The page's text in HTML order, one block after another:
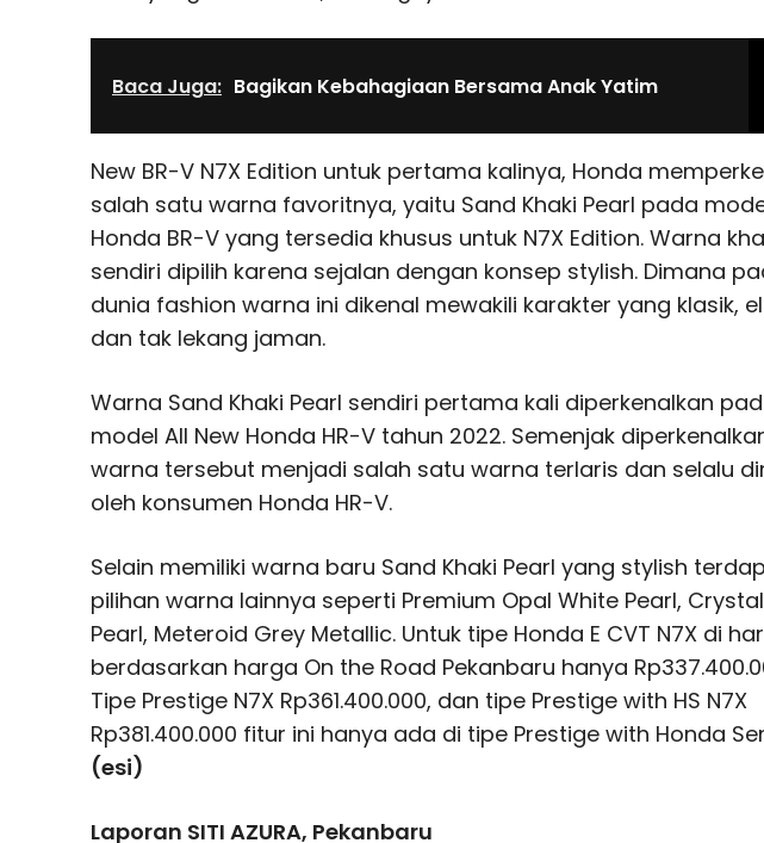
Baca Juga: Bagikan Kebahagiaan Bersama Anak Yatim
New BR-V N7X Edition untuk pertama kalinya, Honda
salah satu warna favoritnya, yaitu Sand Khaki Pearl pada
Honda BR-V yang tersedia khusus untuk N7X Edition. Warna
sendiri dipilih karena sejalan dengan konsep stylish. Dimana
dunia fashion warna ini dikenal mewakili karakter yang klasik,
dan tak lekang jaman.
Warna Sand Khaki Pearl sendiri pertama kali diperkenalkan
model All New Honda HR-V tahun 2022. Semenjak
warna tersebut menjadi salah satu warna terlaris dan selalu
oleh konsumen Honda HR-V.
Selain memiliki warna baru Sand Khaki Pearl yang stylish
pilihan warna lainnya seperti Premium Opal White Pearl,
Pearl, Meteroid Grey Metallic. Untuk tipe Honda E CVT N7X di
berdasarkan harga On the Road Pekanbaru hanya
Tipe Prestige N7X Rp361.400.000, dan tipe Prestige with HS N7X
Rp381.400.000 fitur ini hanya ada di tipe Prestige with Honda
(esi)
Laporan SITI AZURA, Pekanbaru